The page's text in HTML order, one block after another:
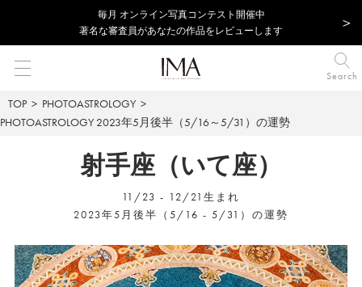
毎⽉ オンライン写真コンテスト開催中
著名な審査員があなたの作品をレビューします
Search
TOP
PHOTOASTROLOGY
PHOTOASTROLOGY 2023年5月後半（5/16～5/31）の運勢
射手座（いて座）
11/23 - 12/21生まれ
2023年5月後半（5/16 - 5/31）の運勢